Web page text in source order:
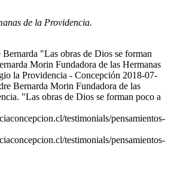
de la Providencia.
Bernarda "Las obras de Dios se forman
Morin Fundadora de las Hermanas
la Providencia - Concepción 2018-07-
Bernarda Morin Fundadora de las
"Las obras de Dios se forman poco a
testimonials/pensamientos-
testimonials/pensamientos-